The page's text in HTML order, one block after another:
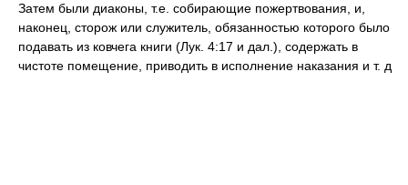
Затем были диаконы, т.е. собирающие пожертвования, и,
наконец, сторож или служитель, обязанностью которого было
подавать из ковчега книги (Лук. 4:17 и дал.), содержать в
чистоте помещение, приводить в исполнение наказания и т. д